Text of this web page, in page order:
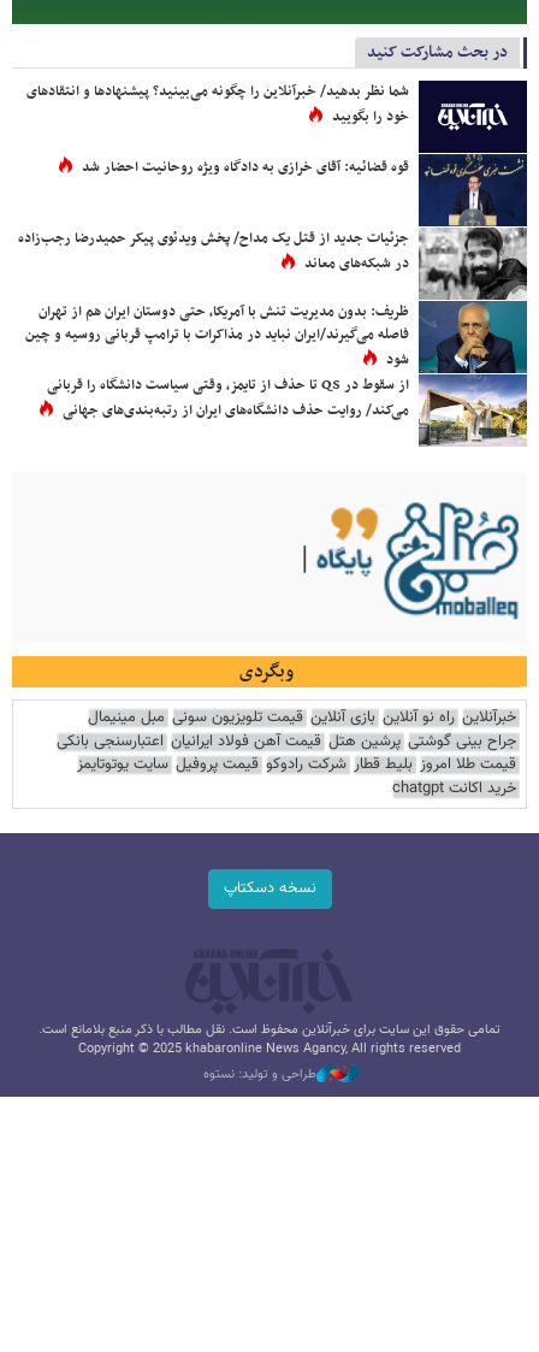
در بحث مشارکت کنید
شما نظر بدهید/ خبرآنلاین را چگونه می‌بینید؟ پیشنهادها و انتقادهای
خود را بگویید
قوه قضائیه: آقای خرازی به دادگاه ویژه روحانیت احضار شد
جزئیات جدید از قتل یک مداح/ پخش ویدئوی پیکر حمیدرضا رجب‌زاده
در شبکه‌های معاند
ظریف: بدون مدیریت تنش با آمریکا، حتی دوستان ایران هم از تهران
فاصله می‌گیرند/ایران نباید در مذاکرات با ترامپ قربانی روسیه و چین
شود
از سقوط در QS تا حذف از تایمز، وقتی سیاست دانشگاه را قربانی
می‌کند/ روایت حذف دانشگاه‌های ایران از رتبه‌بندی‌های جهانی
وبگردی
خبرآنلاین راه نو آنلاین بازی آنلاین قیمت تلویزیون سونی مبل مینیمال
جراح بینی گوشتی پرشین هتل قیمت آهن فولاد ایرانیان اعتبارسنجی بانکی
قیمت طلا امروز بلیط قطار شرکت رادوکو قیمت پروفیل سایت یوتوتایمز
خرید اکانت chatgpt
نسخه دسکتاپ
تمامی حقوق این سایت برای خبرآنلاین محفوظ است. نقل مطالب با ذکر منبع بلامانع است.
Copyright © 2025 khabaronline News Agancy, All rights reserved
طراحی و تولید: نستوه